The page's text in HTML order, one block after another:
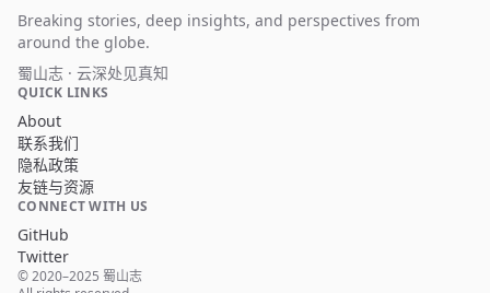
Breaking stories, deep insights, and perspectives from
around the globe.
蜀山志 · 云深处见真知
QUICK LINKS
About
联系我们
隐私政策
友链与资源
CONNECT WITH US
GitHub
Twitter
© 2020–2025 蜀山志